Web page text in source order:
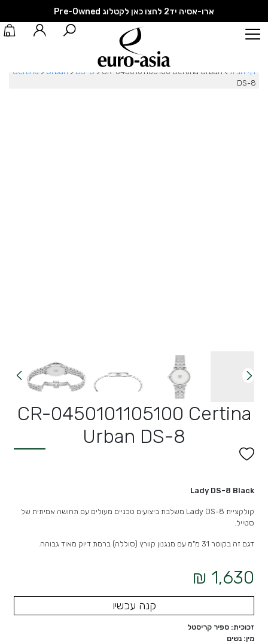
ארו-אסיה יד2 לחצו כאן לקטלוג Pre-Owned
0
דף הבית >
Certina > Urban > DS-8 > CR-0450101105100 Certina Urban
DS-8
CR-0450101105100 Certina
Urban DS-8
Lady DS-8 Black
קולקציית Lady DS-8 משלבת ביצועים טכניים מעולים עם תחושה אמיתית של
סטייל.
דגם זה בקוטר 31 מ"מ עם מנגנון קוורץ (סוללה) ברמת דיוק מאוד גבוהה.
1,630 ₪
קנה עכשיו
זכוכית: ספיר קריסטל
מין: נשים